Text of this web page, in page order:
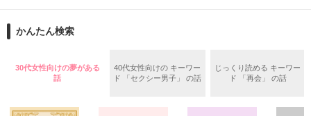
2026.6.5～2026.7.25
＊以前、公開していた話の改稿版です＊
ションの企画戦略室で働いている。
めた、同期で恋人の石垣守（26）がいるのだが、後輩の姫原由
いた。
守と由羅から『便利屋雛子』と馬鹿にされ、一人こっそり泣い
かんたん検索
30代女性向けの夢がある
話
40代女性向けの キーワー
ド 「セクシー男子」 の話
じっくり読める キーワー
ド 「再会」 の話